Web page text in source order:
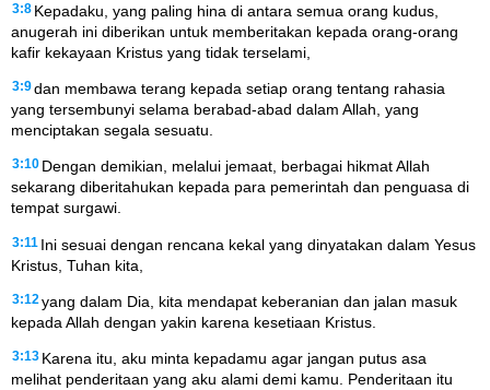
3:8 Kepadaku, yang paling hina di antara semua orang kudus,
anugerah ini diberikan untuk memberitakan kepada orang-orang
kafir kekayaan Kristus yang tidak terselami,
3:9dan membawa terang kepada setiap orang tentang rahasia
yang tersembunyi selama berabad-abad dalam Allah, yang
menciptakan segala sesuatu.
3:10 Dengan demikian, melalui jemaat, berbagai hikmat Allah
sekarang diberitahukan kepada para pemerintah dan penguasa di
tempat surgawi.
3:11 Ini sesuai dengan rencana kekal yang dinyatakan dalam Yesus
Kristus, Tuhan kita,
3:12 yang dalam Dia, kita mendapat keberanian dan jalan masuk
kepada Allah dengan yakin karena kesetiaan Kristus.
3:13 Karena itu, aku minta kepadamu agar jangan putus asa
melihat penderitaan yang aku alami demi kamu. Penderitaan itu